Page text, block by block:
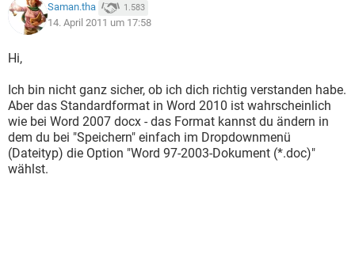
Saman.tha 1.583
14. April 2011 um 17:58
Hi,
Ich bin nicht ganz sicher, ob ich dich richtig verstanden habe.
Aber das Standardformat in Word 2010 ist wahrscheinlich
wie bei Word 2007 docx - das Format kannst du ändern in
dem du bei "Speichern" einfach im Dropdownmenü
(Dateityp) die Option "Word 97-2003-Dokument (*.doc)"
wählst.